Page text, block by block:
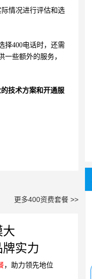
情况进行评估和选
择400电话时，还需
些额外的服务，
技术方案和开通服
更多400资费套餐 >>
大
实力
，助力领先地位